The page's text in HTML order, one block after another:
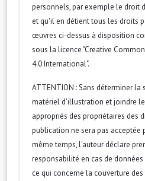
personnels, par exemple le droit
et qu'il en détient tous les droits
œuvres ci-dessus à disposition
sous la licence "Creative
4.0 International".
ATTENTION : Sans déterminer la
matériel d'illustration et joindre
appropriés des propriétaires des
publication ne sera pas acceptée
même temps, l'auteur déclare
responsabilité en cas de
ce qui concerne la couverture